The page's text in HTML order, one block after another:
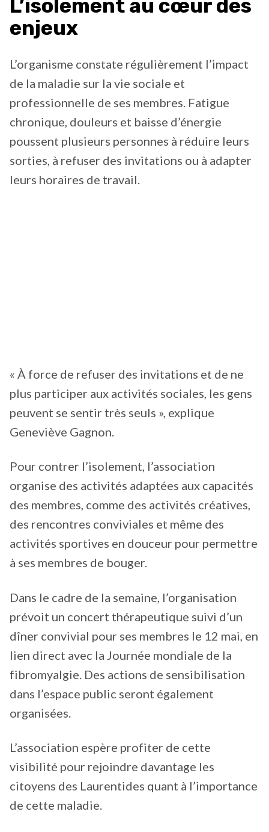
L’isolement au cœur des
enjeux
L’organisme constate régulièrement l’impact
de la maladie sur la vie sociale et
professionnelle de ses membres. Fatigue
chronique, douleurs et baisse d’énergie
poussent plusieurs personnes à réduire leurs
sorties, à refuser des invitations ou à adapter
leurs horaires de travail.
« À force de refuser des invitations et de ne
plus participer aux activités sociales, les gens
peuvent se sentir très seuls », explique
Geneviève Gagnon.
Pour contrer l’isolement, l’association
organise des activités adaptées aux capacités
des membres, comme des activités créatives,
des rencontres conviviales et même des
activités sportives en douceur pour permettre
à ses membres de bouger.
Dans le cadre de la semaine, l’organisation
prévoit un concert thérapeutique suivi d’un
dîner convivial pour ses membres le 12 mai, en
lien direct avec la Journée mondiale de la
fibromyalgie. Des actions de sensibilisation
dans l’espace public seront également
organisées.
L’association espère profiter de cette
visibilité pour rejoindre davantage les
citoyens des Laurentides quant à l’importance
de cette maladie.